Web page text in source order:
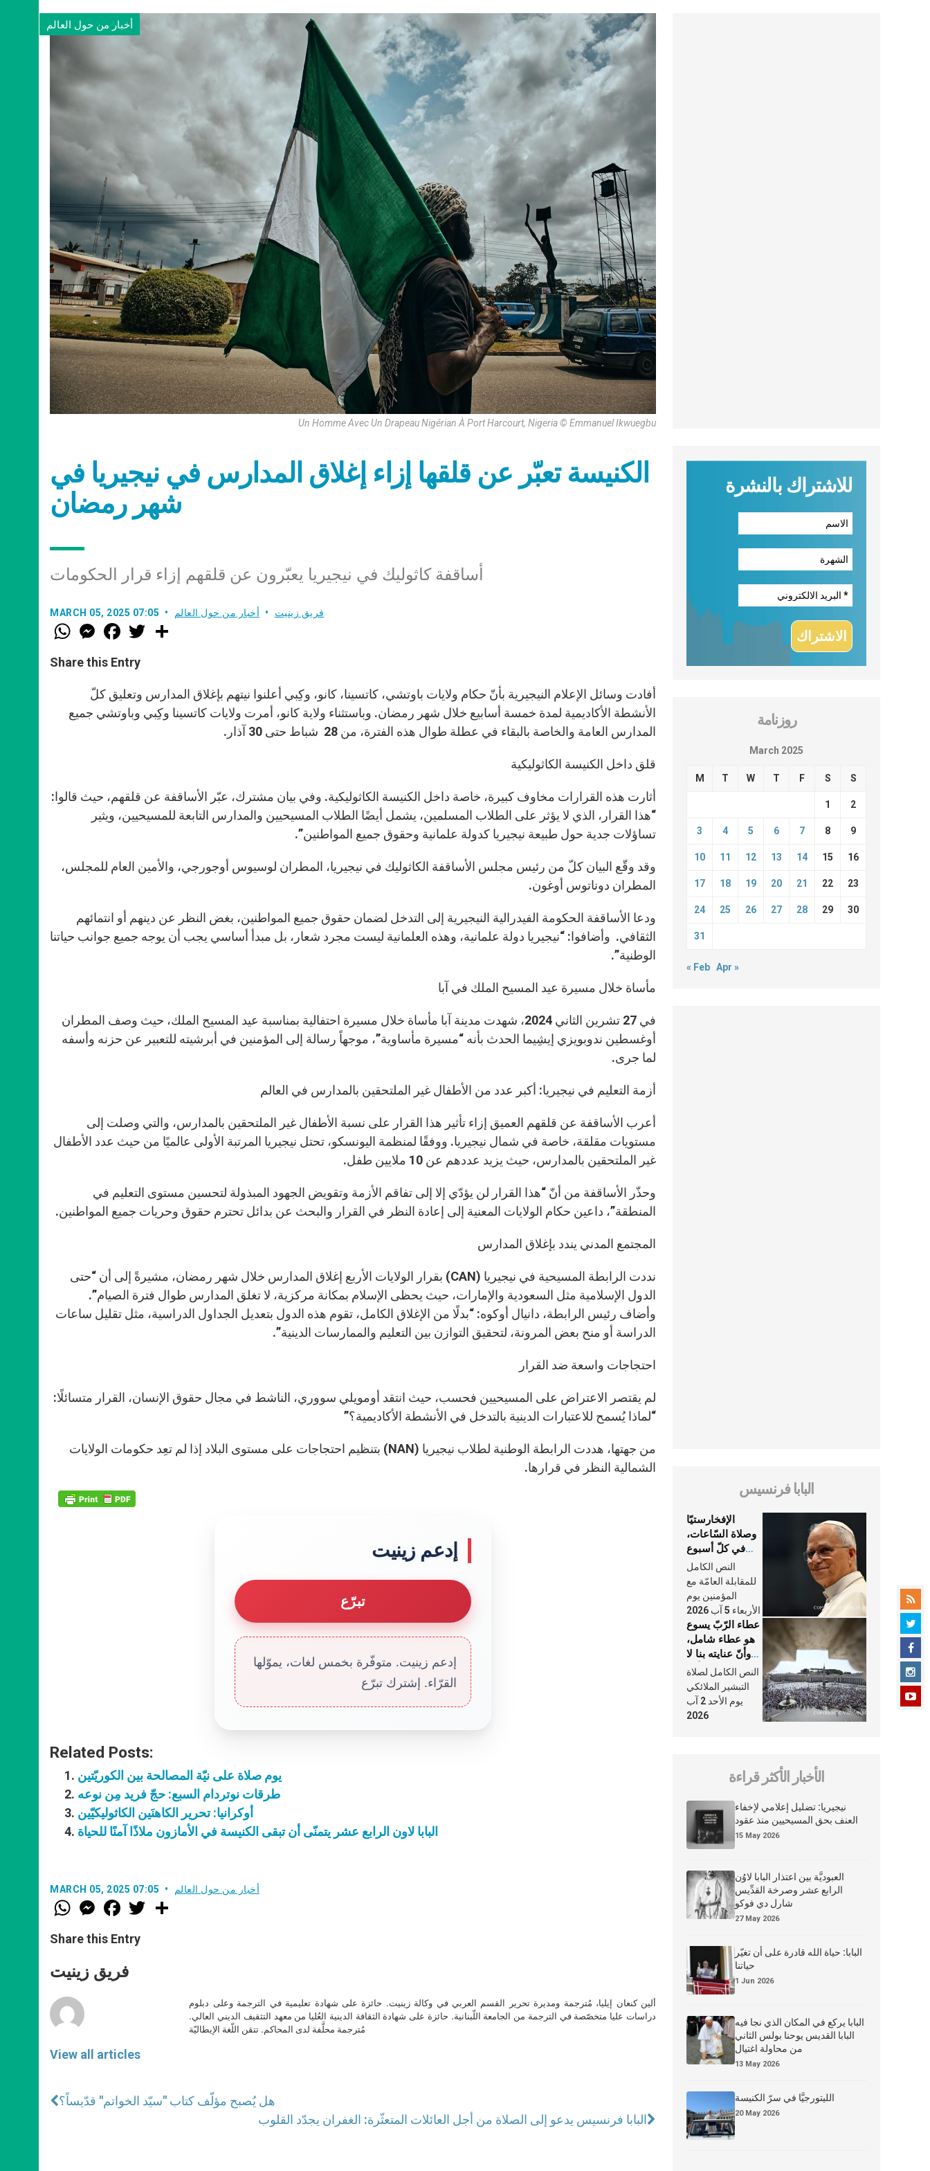
أخبار من حول العالم
Un Homme Avec Un Drapeau Nigérian À Port Harcourt, Nigeria © Emmanuel Ikwuegbu
الكنيسة تعبّر عن قلقها إزاء إغلاق المدارس في نيجيريا في
شهر رمضان
أساقفة كاثوليك في نيجيريا يعبّرون عن قلقهم إزاء قرار الحكومات
MARCH 05, 2025 07:05 فريق زينيت أخبار من حول العالم
W
h
t
s
M
e
s
e
g
e
r
F
a
e
b
o
k
w
r
Share this Entry
أفادت وسائل الإعلام النيجيرية بأنّ حكام ولايات باوتشي، كاتسينا، كانو، وكِبي أعلنوا نيتهم بإغلاق المدارس وتعليق كلّ
الأنشطة الأكاديمية لمدة خمسة أسابيع خلال شهر رمضان. وباستثناء ولاية كانو، أمرت ولايات كاتسينا وكِبي وباوتشي جميع
المدارس العامة والخاصة بالبقاء في عطلة طوال هذه الفترة، من 28 شباط حتى 30 آذار.
قلق داخل الكنيسة الكاثوليكية
أثارت هذه القرارات مخاوف كبيرة، خاصة داخل الكنيسة الكاثوليكية. وفي بيان مشترك، عبّر الأساقفة عن قلقهم، حيث قالوا:
“هذا القرار، الذي لا يؤثر على الطلاب المسلمين، يشمل أيضًا الطلاب المسيحيين والمدارس التابعة للمسيحيين، ويثير
تساؤلات جدية حول طبيعة نيجيريا كدولة علمانية وحقوق جميع المواطنين”.
وقد وقّع البيان كلّ من رئيس مجلس الأساقفة الكاثوليك في نيجيريا، المطران لوسيوس أوجورجي، والأمين العام للمجلس،
المطران دوناتوس أوغون.
ودعا الأساقفة الحكومة الفيدرالية النيجيرية إلى التدخل لضمان حقوق جميع المواطنين، بغض النظر عن دينهم أو انتمائهم
الثقافي. وأضافوا: “نيجيريا دولة علمانية، وهذه العلمانية ليست مجرد شعار، بل مبدأ أساسي يجب أن يوجه جميع جوانب حياتنا
الوطنية”.
مأساة خلال مسيرة عيد المسيح الملك في آبا
في 27 تشرين الثاني 2024، شهدت مدينة آبا مأساة خلال مسيرة احتفالية بمناسبة عيد المسيح الملك، حيث وصف المطران
أوغسطين ندوبويزي إيشِيما الحدث بأنه “مسيرة مأساوية”، موجهاً رسالة إلى المؤمنين في أبرشيته للتعبير عن حزنه وأسفه
لما جرى.
أزمة التعليم في نيجيريا: أكبر عدد من الأطفال غير الملتحقين بالمدارس في العالم
أعرب الأساقفة عن قلقهم العميق إزاء تأثير هذا القرار على نسبة الأطفال غير الملتحقين بالمدارس، والتي وصلت إلى
مستويات مقلقة، خاصة في شمال نيجيريا. ووفقًا لمنظمة اليونسكو، تحتل نيجيريا المرتبة الأولى عالميًا من حيث عدد الأطفال
غير الملتحقين بالمدارس، حيث يزيد عددهم عن 10 ملايين طفل.
وحذّر الأساقفة من أنّ “هذا القرار لن يؤدّي إلا إلى تفاقم الأزمة وتقويض الجهود المبذولة لتحسين مستوى التعليم في
المنطقة”، داعين حكام الولايات المعنية إلى إعادة النظر في القرار والبحث عن بدائل تحترم حقوق وحريات جميع المواطنين.
المجتمع المدني يندد بإغلاق المدارس
نددت الرابطة المسيحية في نيجيريا (CAN) بقرار الولايات الأربع إغلاق المدارس خلال شهر رمضان، مشيرةً إلى أن “حتى
الدول الإسلامية مثل السعودية والإمارات، حيث يحظى الإسلام بمكانة مركزية، لا تغلق المدارس طوال فترة الصيام”.
وأضاف رئيس الرابطة، دانيال أوكوه: “بدلًا من الإغلاق الكامل، تقوم هذه الدول بتعديل الجداول الدراسية، مثل تقليل ساعات
الدراسة أو منح بعض المرونة، لتحقيق التوازن بين التعليم والممارسات الدينية”.
احتجاجات واسعة ضد القرار
لم يقتصر الاعتراض على المسيحيين فحسب، حيث انتقد أومويلي سووري، الناشط في مجال حقوق الإنسان، القرار متسائلًا:
“لماذا يُسمح للاعتبارات الدينية بالتدخل في الأنشطة الأكاديمية؟”
من جهتها، هددت الرابطة الوطنية لطلاب نيجيريا (NAN) بتنظيم احتجاجات على مستوى البلاد إذا لم تعِد حكومات الولايات
الشمالية النظر في قرارها.
إدعم زينيت
تبرّع
إدعم زينيت. متوفّرة بخمس لغات، يموّلها
القرّاء. إشترك تبرّع
Related Posts:
يوم صلاة على نيّة المصالحة بين الكوريّتين
طرقات نوتردام السبع: حجّ فريد مِن نوعه
أوكرانيا: تحرير الكاهنَين الكاثوليكيّين
البابا لاون الرابع عشر يتمنّى أن تبقى الكنيسة في الأمازون ملاذًا آمنًا للحياة
MARCH 05, 2025 07:05 أخبار من حول العالم
W
h
t
s
p
p
M
e
s
e
g
e
F
a
e
b
o
k
w
Share this Entry
فريق زينيت
View all articles
ألين كنعان إيليا، مُترجمة ومديرة تحرير القسم العربي في وكالة زينيت. حائزة على شهادة تعليمية في الترجمة وعلى دبلوم
دراسات عليا متخصّصة في الترجمة من الجامعة اللّبنانية. حائزة على شهادة الثقافة الدينية العُليا من معهد التثقيف الديني العالي.
مُترجمة محلَّفة لدى المحاكم. تتقن اللّغة الإيطاليّة
هل يُصبح مؤلّف كتاب "سيّد الخواتم" قدّيساً؟
البابا فرنسيس يدعو إلى الصلاة من أجل العائلات المتعثّرة: الغفران يجدّد القلوب
للاشتراك بالنشرة
روزنامة
March 2025
M T W T F S S
1 2
3 4 5 6 7 8 9
10 11 12 13 14 15 16
17 18 19 20 21 22 23
24 25 26 27 28 29 30
31
« Feb Apr »
البابا فرنسيس
الإفخارستيّا
وصلاة السّاعات،
في كلّ أسبوع
وكلّ يوم، هما
النَّفَس في حياة
الكنيسة
النص الكامل
للمقابلة العامّة مع
المؤمنين يوم
الأربعاء 5 آب 2026
عطاء الرّبّ يسوع
هو عطاء شامل،
وأنّ عنايته بنا لا
تغيب عنّا أبدًا
النص الكامل لصلاة
التبشير الملائكي
يوم الأحد 2 آب
2026
الأخبار الأكثر قراءة
نيجيريا: تضليل إعلامي لإخفاء
العنف بحق المسيحيين منذ عقود
15 May 2026
العبوديَّة بين اعتذار البابا لاوُن
الرابع عشر وصرخة القدِّيس
شارل دي فوكو
27 May 2026
البابا: حياة الله قادرة على أن تغيّر
حياتنا
1 Jun 2026
البابا يركع في المكان الذي نجا فيه
البابا القديس يوحنا بولس الثاني
من محاولة اغتيال
13 May 2026
الليتورجيَّا في سرّ الكنيسة
20 May 2026